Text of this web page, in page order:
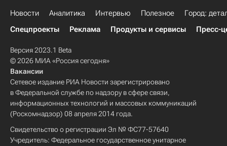
Новости Аналитика Интервью Полезное
Город:
Спецпроекты
Реклама Продукты и сервисы Пресс-
Версия 2023.1 Beta
© 2026 МИА «Россия сегодня»
Вакансии
Сетевое издание РИА Новости зарегистрировано
в Федеральной службе по надзору в сфере связи,
информационных технологий и массовых коммуникаций
(Роскомнадзор) 08 апреля 2014 года.
Свидетельство о регистрации Эл № ФС77-57640
Учредитель: Федеральное государственное унитарное